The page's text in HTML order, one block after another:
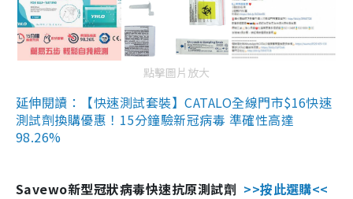
點擊圖片放大
延伸閱讀：【快速測試套裝】CATALO全線門市$16快速
測試劑換購優惠！15分鐘驗新冠病毒 準確性高達
98.26%
Savewo新型冠狀病毒快速抗原測試劑 >>按此選購<<